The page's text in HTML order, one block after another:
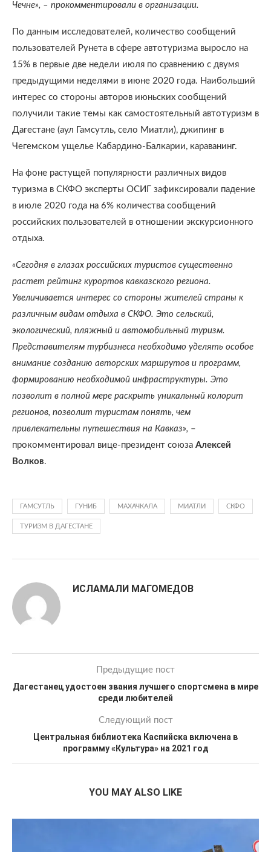
Чечне», – прокомментировали в организации.
По данным исследователей, количество сообщений
пользователей Рунета в сфере автотуризма выросло на
15% в первые две недели июля по сравнению с двумя
предыдущими неделями в июне 2020 года. Наибольший
интерес со стороны авторов июньских сообщений
получили такие темы как самостоятельный автотуризм в
Дагестане (аул Гамсутль, село Миатли), джипинг в
Чегемском ущелье Кабардино-Балкарии, караванинг.
На фоне растущей популярности различных видов
туризма в СКФО эксперты ОСИГ зафиксировали падение
в июле 2020 года на 6% количества сообщений
российских пользователей в отношении экскурсионного
отдыха.
«Сегодня в глазах российских туристов существенно
растет рейтинг курортов кавказского региона.
Увеличивается интерес со стороны жителей страны к
различным видам отдыха в СКФО. Это сельский,
экологический, пляжный и автомобильный туризм.
Представителям турбизнеса необходимо уделять особое
внимание созданию авторских маршрутов и программ,
формированию необходимой инфраструктуры. Это
позволит в полной мере раскрыть уникальный колорит
регионов, позволит туристам понять, чем
привлекательны путешествия на Кавказ», –
прокомментировал вице-президент союза Алексей
Волков.
ГАМСУТЛЬ ГУНИБ МАХАЧКАЛА МИАТЛИ СКФО
ТУРИЗМ В ДАГЕСТАНЕ
ИСЛАМАЛИ МАГОМЕДОВ
Предыдущие пост
Дагестанец удостоен звания лучшего спортсмена в мире
среди любителей
Следующий пост
Центральная библиотека Каспийска включена в
программу «Культура» на 2021 год
YOU MAY ALSO LIKE